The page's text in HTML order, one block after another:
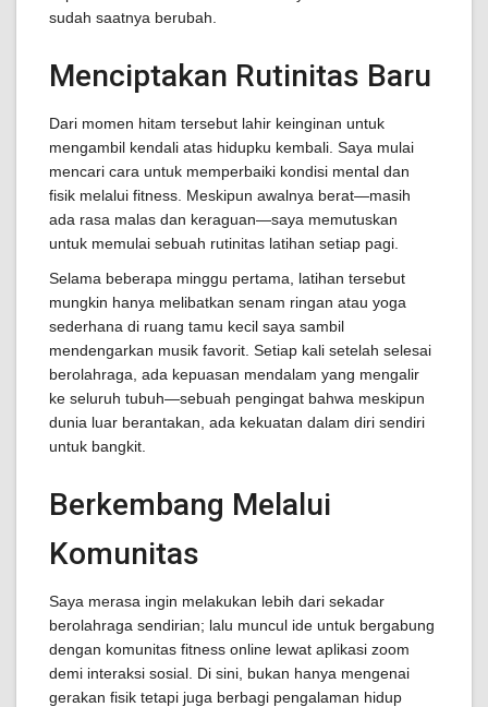
sudah saatnya berubah.
Menciptakan Rutinitas Baru
Dari momen hitam tersebut lahir keinginan untuk
mengambil kendali atas hidupku kembali. Saya mulai
mencari cara untuk memperbaiki kondisi mental dan
fisik melalui fitness. Meskipun awalnya berat—masih
ada rasa malas dan keraguan—saya memutuskan
untuk memulai sebuah rutinitas latihan setiap pagi.
Selama beberapa minggu pertama, latihan tersebut
mungkin hanya melibatkan senam ringan atau yoga
sederhana di ruang tamu kecil saya sambil
mendengarkan musik favorit. Setiap kali setelah selesai
berolahraga, ada kepuasan mendalam yang mengalir
ke seluruh tubuh—sebuah pengingat bahwa meskipun
dunia luar berantakan, ada kekuatan dalam diri sendiri
untuk bangkit.
Berkembang Melalui
Komunitas
Saya merasa ingin melakukan lebih dari sekadar
berolahraga sendirian; lalu muncul ide untuk bergabung
dengan komunitas fitness online lewat aplikasi zoom
demi interaksi sosial. Di sini, bukan hanya mengenai
gerakan fisik tetapi juga berbagi pengalaman hidup